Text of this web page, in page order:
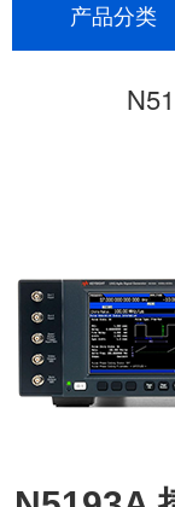
产品分类